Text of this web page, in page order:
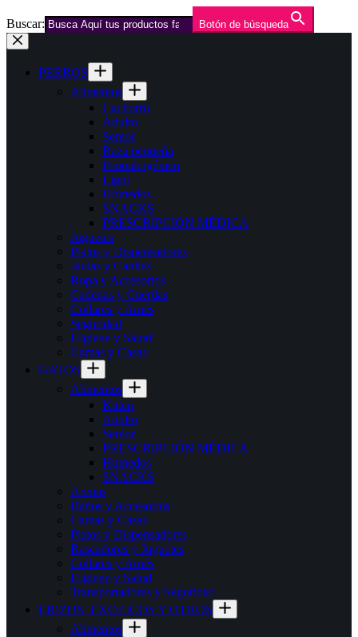
Buscar: Botón de búsqueda
Saltar
al
contenidoPERROS
Alimentos
Cachorro
Adulto
Senior
Raza pequeña
Hipoalergénico
Light
Húmedos
SNACKS
PRESCRIPCIÓN MÉDICA
Juguetes
Platos y Dispensadores
Jaulas y Caniles
Ropa y Accesorios
Cadenas y Cuerdas
Collares y Arnés
Seguridad
Higiene y Salud
Camas y Casas
GATOS
Alimentos
Kitten
Adulto
Senior
PRESCRIPCIÓN MÉDICA
Húmedos
SNACKS
Arenas
Baños y Accesorios
Camas y Casas
Platos y Dispensadores
Rascadores y Juguetes
Collares y Arnés
Higiene y Salud
Transportadores y Seguridad
ERIZOS, EXOTICOS Y OTROS
Alimentos